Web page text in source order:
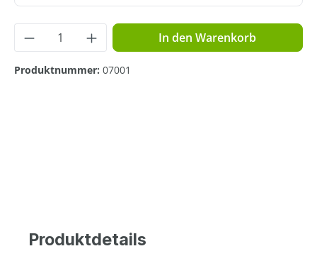
Produkt Anzahl: Gib den gewünschten
In den Warenkorb
Produktnummer: 07001
Produktdetails